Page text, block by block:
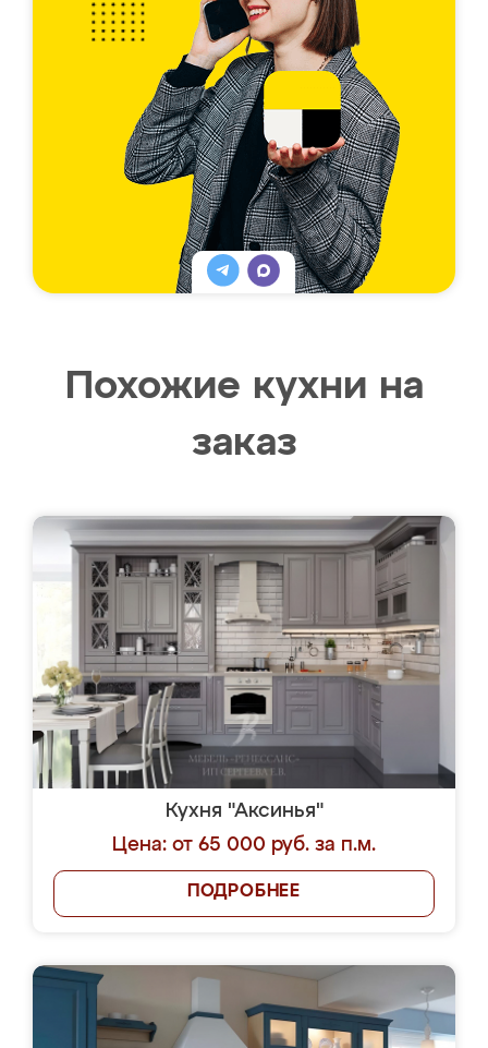
Похожие кухни на
заказ
Кухня "Аксинья"
Цена: от 65 000 руб. за п.м.
ПОДРОБНЕЕ